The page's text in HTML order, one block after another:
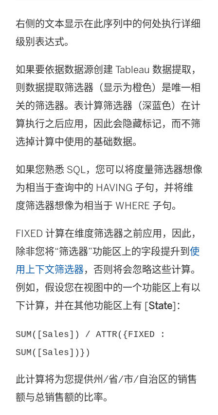
右侧的文本显示在此序列中的何处执行详细
级别表达式。
如果要依据数据源创建 Tableau 数据提取，
则数据提取筛选器（显示为橙色）是唯一相
关的筛选器。表计算筛选器（深蓝色）在计
算执行之后应用，因此会隐藏标记，而不筛
选掉计算中使用的基础数据。
如果您熟悉 SQL，您可以将度量筛选器想像
为相当于查询中的 HAVING 子句，并将维
度筛选器想像为相当于 WHERE 子句。
FIXED 计算在维度筛选器之前应用，因此，
除非您将“筛选器”功能区上的字段提升到 使
用上下文筛选器，否则将会忽略这些计算。
例如，假设您在视图中的一个功能区上有以
下计算，并在其他功能区上有 [State]：
SUM([Sales]) / ATTR({FIXED :
SUM([Sales])})
此计算将为您提供州/省/市/自治区的销售
额与总销售额的比率。